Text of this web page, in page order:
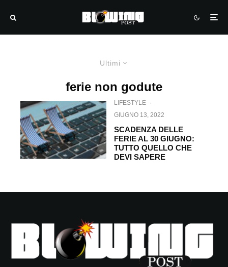
Ultimi
ferie non godute
LIFESTYLE ·
GIUGNO 13, 2022
SCADENZA DELLE
FERIE AL 30 GIUGNO:
TUTTO QUELLO CHE
DEVI SAPERE